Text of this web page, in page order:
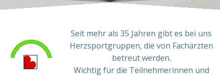
Seit mehr als 35 Jahren gibt es bei uns
Herzsportgruppen, die von Fachärzten
betreut werden.
Wichtig für die Teilnehmerinnen und